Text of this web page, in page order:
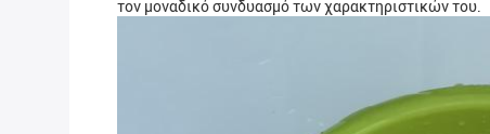
τον μοναδικό συνδυασμό των χαρακτηριστικών του.